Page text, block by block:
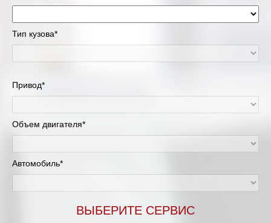
Тип кузова*
Привод*
Объем двигателя*
Автомобиль*
ВЫБЕРИТЕ СЕРВИС